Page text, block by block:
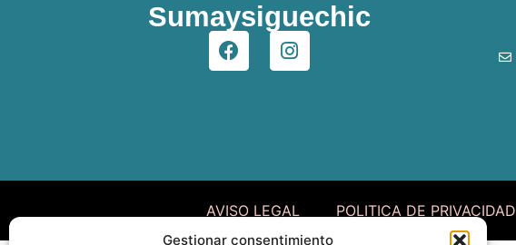
Gestionar consentimiento
Sumaysiguechic
AVISO LEGAL POLITICA DE PRIVACIDAD